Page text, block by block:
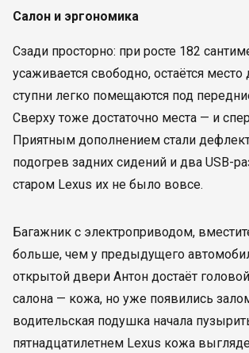
Салон и эргономика
Сзади просторно: при росте 182
усаживается свободно, остаётся место
ступни легко помещаются под
Сверху тоже достаточно места — и
Приятным дополнением стали
подогрев задних сидений и два USB-
старом Lexus их не было вовсе.
Багажник с электроприводом,
больше, чем у предыдущего
открытой двери Антон достаёт
салона — кожа, но уже появились
водительская подушка начала
пятнадцатилетнем Lexus кожа